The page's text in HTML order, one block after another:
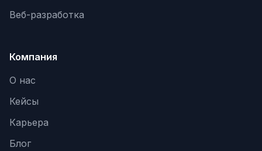
Веб-разработка
Компания
О нас
Кейсы
Карьера
Блог